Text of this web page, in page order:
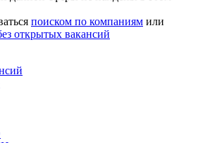
поиском по компаниям или
открытых вакансий